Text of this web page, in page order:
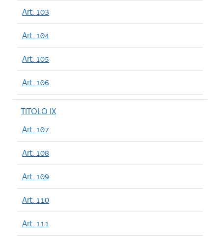
Art. 103
Art. 104
Art. 105
Art. 106
TITOLO IX
Art. 107
Art. 108
Art. 109
Art. 110
Art. 111